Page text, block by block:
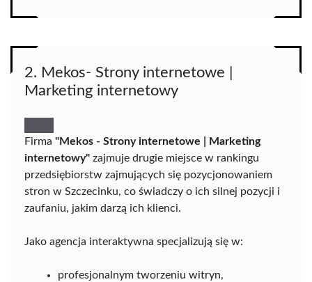
2. Mekos- Strony internetowe |
Marketing internetowy
Firma "Mekos - Strony internetowe | Marketing
internetowy" zajmuje drugie miejsce w rankingu
przedsiębiorstw zajmujących się pozycjonowaniem
stron w Szczecinku, co świadczy o ich silnej pozycji i
zaufaniu, jakim darzą ich klienci.
Jako agencja interaktywna specjalizują się w:
profesjonalnym tworzeniu witryn,